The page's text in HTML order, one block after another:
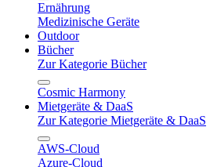
Ernährung
Medizinische Geräte
Outdoor
Bücher
Zur Kategorie Bücher
Cosmic Harmony
Mietgeräte & DaaS
Zur Kategorie Mietgeräte & DaaS
AWS-Cloud
Azure-Cloud